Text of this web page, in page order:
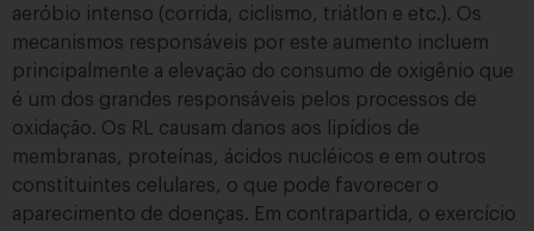
aeróbio intenso (corrida, ciclismo, triátlon e etc.). Os
mecanismos responsáveis por este aumento incluem
principalmente a elevação do consumo de oxigênio que
é um dos grandes responsáveis pelos processos de
oxidação. Os RL causam danos aos lipídios de
membranas, proteínas, ácidos nucléicos e em outros
constituintes celulares, o que pode favorecer o
aparecimento de doenças. Em contrapartida, o exercício